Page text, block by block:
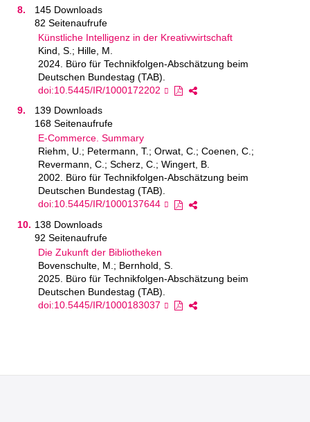
145 Downloads
82 Seitenaufrufe
Künstliche Intelligenz in der Kreativwirtschaft
Kind, S.; Hille, M.
2024. Büro für Technikfolgen-Abschätzung beim
Deutschen Bundestag (TAB).
doi:10.5445/IR/1000172202
139 Downloads
168 Seitenaufrufe
E-Commerce. Summary
Riehm, U.; Petermann, T.; Orwat, C.; Coenen, C.;
Revermann, C.; Scherz, C.; Wingert, B.
2002. Büro für Technikfolgen-Abschätzung beim
Deutschen Bundestag (TAB).
doi:10.5445/IR/1000137644
138 Downloads
92 Seitenaufrufe
Die Zukunft der Bibliotheken
Bovenschulte, M.; Bernhold, S.
2025. Büro für Technikfolgen-Abschätzung beim
Deutschen Bundestag (TAB).
doi:10.5445/IR/1000183037